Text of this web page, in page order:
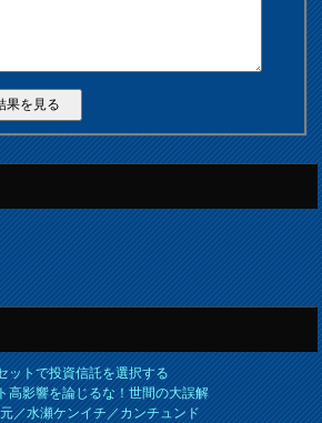
ットで投資信託を選択する
高影響を論じるな！世間の大誤解
／水瀬ケンイチ／カンチュンド